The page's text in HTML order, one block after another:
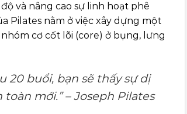
và nâng cao sự linh hoạt phê
Pilates nằm ở việc xây dựng một
cơ cốt lõi (core) ở bụng, lưng
20 buổi, bạn sẽ thấy sự dị
mới.” – Joseph Pilates